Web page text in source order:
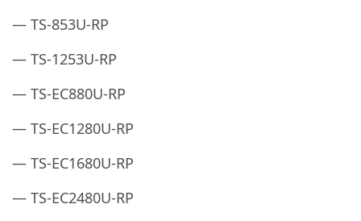
— TS-853U-RP
— TS-1253U-RP
— TS-EC880U-RP
— TS-EC1280U-RP
— TS-EC1680U-RP
— TS-EC2480U-RP